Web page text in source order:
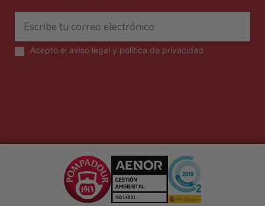
Acepto el aviso legal y política de privacidad